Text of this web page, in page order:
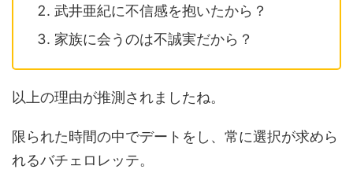
武井亜紀に不信感を抱いたから？
家族に会うのは不誠実だから？
以上の理由が推測されましたね。
限られた時間の中でデートをし、常に選択が求めら
れるバチェロレッテ。